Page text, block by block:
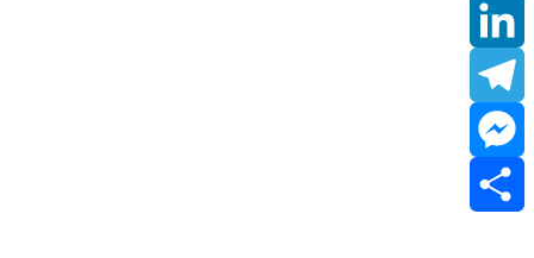
WhatsApp
LinkedIn
Telegram
Messenger